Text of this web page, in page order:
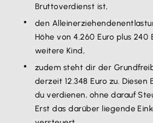
Bruttoverdienst ist,
den
Höhe von 4.260 Euro plus 240
weitere Kind,
zudem steht dir der
derzeit 12.348 Euro zu. Diesen
du verdienen, ohne darauf
Erst das darüber liegende